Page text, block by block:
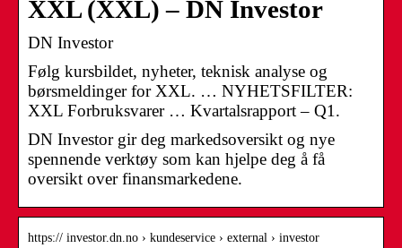
XXL (XXL) – DN Investor
DN Investor
Følg kursbildet, nyheter, teknisk analyse og
børsmeldinger for XXL. … NYHETSFILTER:
XXL Forbruksvarer … Kvartalsrapport – Q1.
DN Investor gir deg markedsoversikt og nye
spennende verktøy som kan hjelpe deg å få
oversikt over finansmarkedene.
https:// investor.dn.no › kundeservice › external › investor